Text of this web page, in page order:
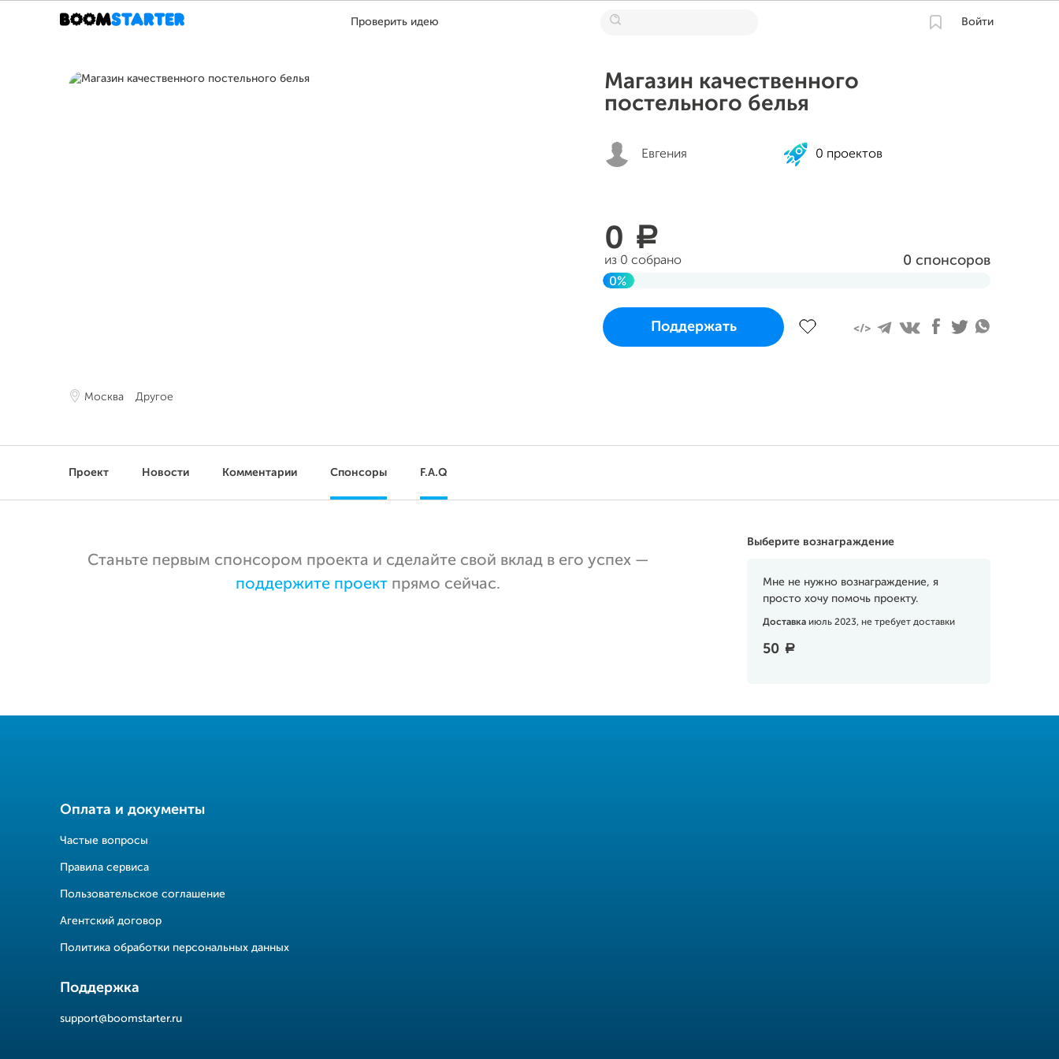
Проверить идею Войти
Москва Другое
Магазин качественного
постельного белья
Евгения 0 проектов
0 a
из 0 собрано 0 спонсоров
0%
Проект начался и завершится
в среду 12 июля 2023 в 16:42 MSK
Поддержать
Проект Новости Комментарии Спонсоры F.A.Q
Выберите вознаграждение
Мне не нужно вознаграждение, я
просто хочу помочь проекту.
Доставка июль 2023, не требует доставки
50 a
Станьте первым спонсором проекта и сделайте свой вклад в его успех —
поддержите проект прямо сейчас.
Оплата и документы
Частые вопросы
Правила сервиса
Пользовательское соглашение
Агентский договор
Политика обработки персональных данных
Поддержка
support@boomstarter.ru